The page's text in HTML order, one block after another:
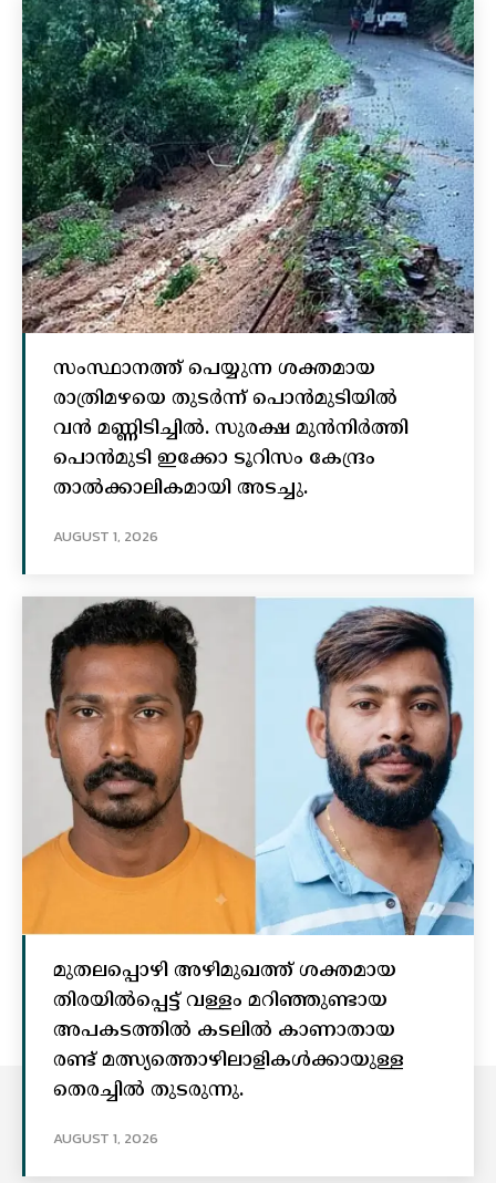
സംസ്ഥാനത്ത് പെയ്യുന്ന ശക്തമായ
രാത്രിമഴയെ തുടർന്ന് പൊൻമുടിയില്‍
വൻ മണ്ണിടിച്ചില്‍. സുരക്ഷ മുൻനിർത്തി
പൊൻമുടി ഇക്കോ ടൂറിസം കേന്ദ്രം
താല്‍ക്കാലികമായി അടച്ചു.
AUGUST 1, 2026
മുതലപ്പൊഴി അഴിമുഖത്ത് ശക്തമായ
തിരയിൽപ്പെട്ട് വള്ളം മറിഞ്ഞുണ്ടായ
അപകടത്തിൽ കടലിൽ കാണാതായ
രണ്ട് മത്സ്യത്തൊഴിലാളികൾക്കായുള്ള
തെരച്ചിൽ തുടരുന്നു.
AUGUST 1, 2026